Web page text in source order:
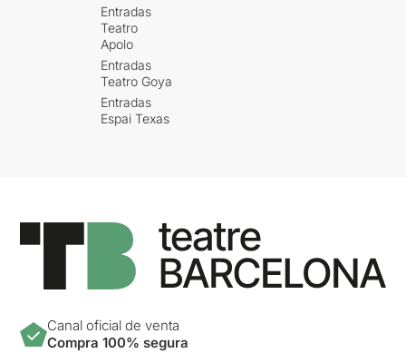
Entradas
Teatro
Apolo
Entradas
Teatro Goya
Entradas
Espai Texas
Canal oficial de venta
Compra 100% segura